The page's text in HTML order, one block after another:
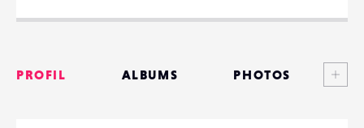
PROFIL ALBUMS PHOTOS